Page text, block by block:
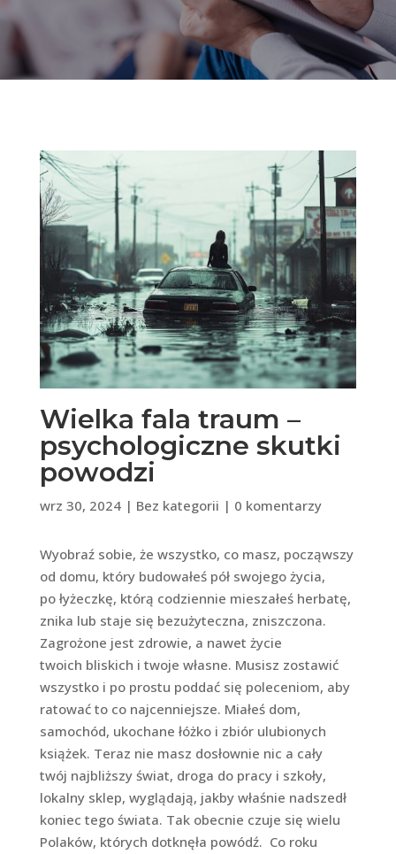
Wielka fala traum –
psychologiczne skutki
powodzi
wrz 30, 2024| Bez kategorii | 0 komentarzy
Wyobraź sobie, że wszystko, co masz, począwszy
od domu, który budowałeś pół swojego życia,
po łyżeczkę, którą codziennie mieszałeś herbatę,
znika lub staje się bezużyteczna, zniszczona.
Zagrożone jest zdrowie, a nawet życie
twoich bliskich i twoje własne. Musisz zostawić
wszystko i po prostu poddać się poleceniom, aby
ratować to co najcenniejsze. Miałeś dom,
samochód, ukochane łóżko i zbiór ulubionych
książek. Teraz nie masz dosłownie nic a cały
twój najbliższy świat, droga do pracy i szkoły,
lokalny sklep, wyglądają, jakby właśnie nadszedł
koniec tego świata. Tak obecnie czuje się wielu
Polaków, których dotknęła powódź. Co roku